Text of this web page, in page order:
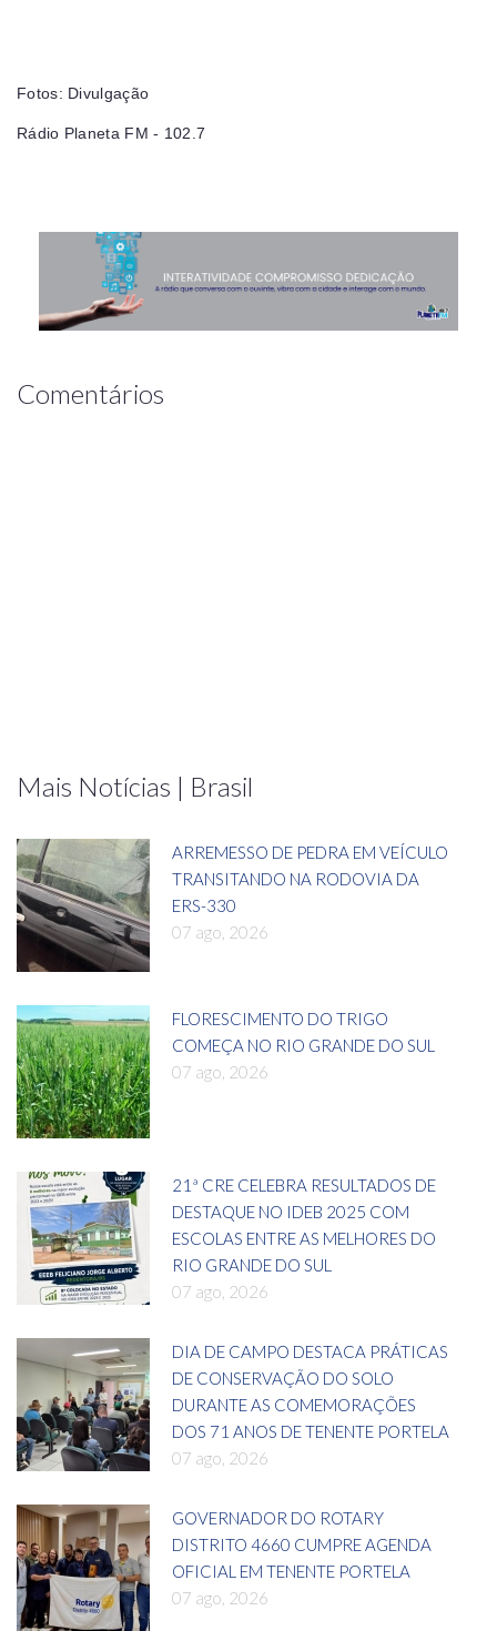
Fotos: Divulgação
Rádio Planeta FM - 102.7
Comentários
Mais Notícias | Brasil
ARREMESSO DE PEDRA EM VEÍCULO
TRANSITANDO NA RODOVIA DA
ERS-330
07 ago, 2026
FLORESCIMENTO DO TRIGO
COMEÇA NO RIO GRANDE DO SUL
07 ago, 2026
21ª CRE CELEBRA RESULTADOS DE
DESTAQUE NO IDEB 2025 COM
ESCOLAS ENTRE AS MELHORES DO
RIO GRANDE DO SUL
07 ago, 2026
DIA DE CAMPO DESTACA PRÁTICAS
DE CONSERVAÇÃO DO SOLO
DURANTE AS COMEMORAÇÕES
DOS 71 ANOS DE TENENTE PORTELA
07 ago, 2026
GOVERNADOR DO ROTARY
DISTRITO 4660 CUMPRE AGENDA
OFICIAL EM TENENTE PORTELA
07 ago, 2026